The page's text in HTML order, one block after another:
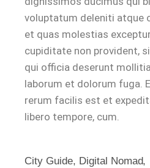
voluptatum deleniti atque
et quas molestias
cupiditate non provident,
qui officia deserunt
laborum et dolorum fuga.
rerum facilis est et
libero tempore, cum.
City Guide, Digital Nomad